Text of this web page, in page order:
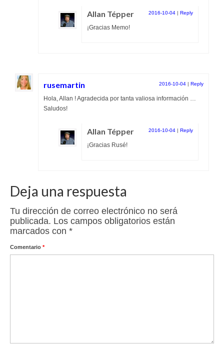
Allan Tépper 2016-10-04 | Reply
¡Gracias Memo!
rusemartin 2016-10-04 | Reply
Hola, Allan ! Agradecida por tanta valiosa información …
Saludos!
Allan Tépper 2016-10-04 | Reply
¡Gracias Rusé!
Deja una respuesta
Tu dirección de correo electrónico no será
publicada. Los campos obligatorios están
marcados con *
Comentario *